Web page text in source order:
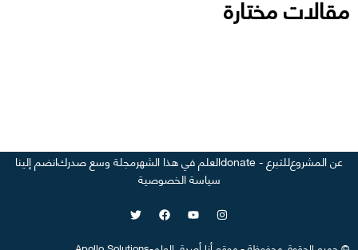
مقالات مختارة
عن المشروعللتبرع - donate العلم في هذا الشهرمجلة وسع صدركانضم إلينا
سياسة الخصوصية